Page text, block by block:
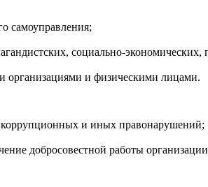
самоуправления;
социально-
организациями и физическими лицами.
коррупционных и иных правонарушений;
добросовестной работы